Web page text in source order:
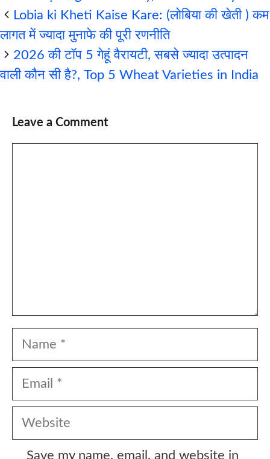
Lobia ki Kheti Kaise Kare: (लोबिया की खेती ) कम
लागत में ज्यादा मुनाफे की पूरी रणनीति
2026 की टॉप 5 गेहूं वैरायटी, सबसे ज्यादा उत्पादन
वाली कौन सी है?, Top 5 Wheat Varieties in India
Leave a Comment
Name
Email
Website
Save my name, email, and website in